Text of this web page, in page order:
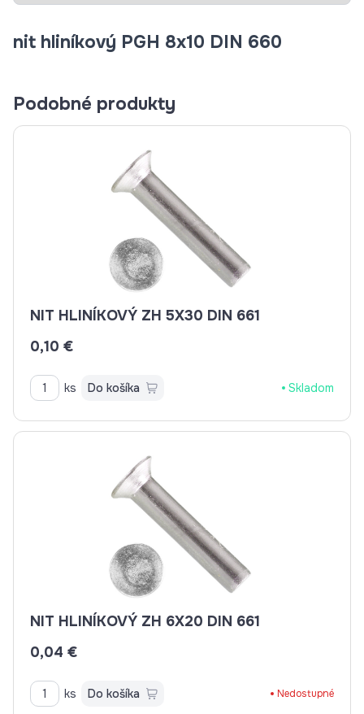
nit hliníkový PGH 8x10 DIN 660
Podobné produkty
NIT HLINÍKOVÝ ZH 5X30 DIN 661
0,10 €
ks Do košíka Skladom
NIT HLINÍKOVÝ ZH 6X20 DIN 661
0,04 €
ks Do košíka Nedostupné